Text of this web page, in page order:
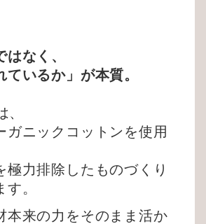
はなく、
ているか」が本質。
、
ガニックコットンを使用
極力排除したものづくり
。
本来の力をそのまま活か